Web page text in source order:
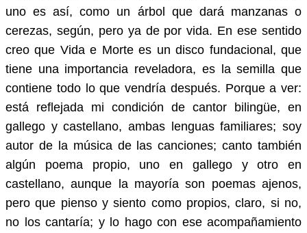
uno es así, como un árbol que dará manzanas o
cerezas, según, pero ya de por vida. En ese sentido
creo que Vida e Morte es un disco fundacional, que
tiene una importancia reveladora, es la semilla que
contiene todo lo que vendría después. Porque a ver:
está reflejada mi condición de cantor bilingüe, en
gallego y castellano, ambas lenguas familiares; soy
autor de la música de las canciones; canto también
algún poema propio, uno en gallego y otro en
castellano, aunque la mayoría son poemas ajenos,
pero que pienso y siento como propios, claro, si no,
no los cantaría; y lo hago con ese acompañamiento